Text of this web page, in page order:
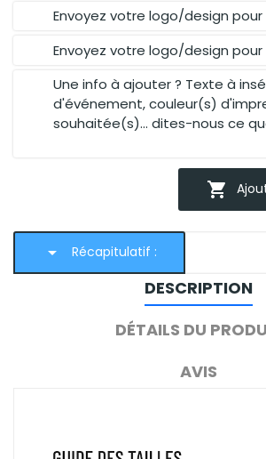
Envoyez votre logo/design
Envoyez votre logo/design pour
Une info à ajouter ? Texte à
d'événement, couleur(s)
souhaitée(s)... dites-nous ce

arrow_drop_down Récapitulatif :
DESCRIPTION
DÉTAILS DU
AVIS